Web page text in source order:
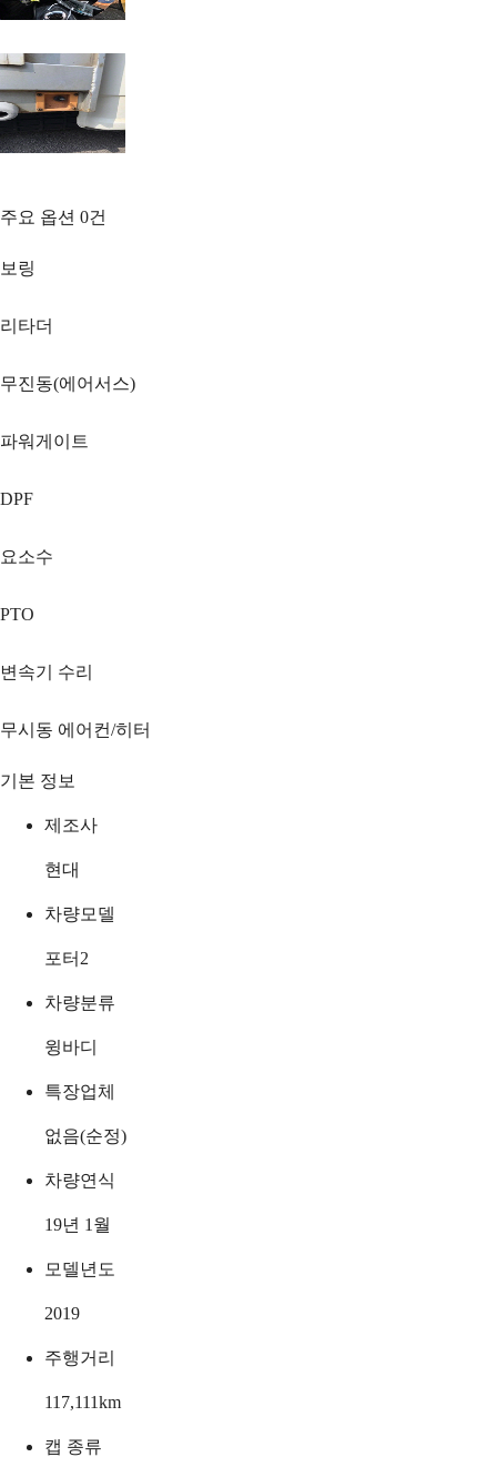
주요 옵션 0건
보링
리타더
무진동(에어서스)
파워게이트
DPF
요소수
PTO
변속기 수리
무시동 에어컨/히터
기본 정보
제조사
현대
차량모델
포터2
차량분류
윙바디
특장업체
없음(순정)
차량연식
19년 1월
모델년도
2019
주행거리
117,111km
캡 종류